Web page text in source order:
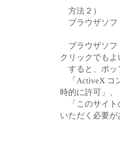
方法２）
ブラウザソフ
ブラウザソフ
クリックでもよ
すると、ポッ
「ActiveX コ
時的に許可」、
「このサイト
いただく必要